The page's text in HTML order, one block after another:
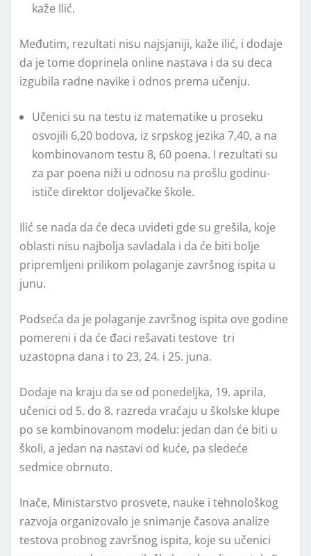
kaže Ilić.
Međutim, rezultati nisu najsjaniji, kaže ilić, i dodaje
da je tome doprinela online nastava i da su deca
izgubila radne navike i odnos prema učenju.
Učenici su na testu iz matematike u proseku
osvojili 6,20 bodova, iz srpskog jezika 7,40, a na
kombinovanom testu 8, 60 poena. I rezultati su
za par poena niži u odnosu na prošlu godinu-
ističe direktor doljevačke škole.
Ilić se nada da će deca uvideti gde su grešila, koje
oblasti nisu najbolja savladala i da će biti bolje
pripremljeni prilikom polaganje završnog ispita u
junu.
Podseća da je polaganje završnog ispita ove godine
pomereni i da će đaci rešavati testove tri
uzastopna dana i to 23, 24. i 25. juna.
Dodaje na kraju da se od ponedeljka, 19. aprila,
učenici od 5. do 8. razreda vraćaju u školske klupe
po se kombinovanom modelu: jedan dan će biti u
školi, a jedan na nastavi od kuće, pa sledeće
sedmice obrnuto.
Inače, Ministarstvo prosvete, nauke i tehnološkog
razvoja organizovalo je snimanje časova analize
testova probnog završnog ispita, koje su učenici